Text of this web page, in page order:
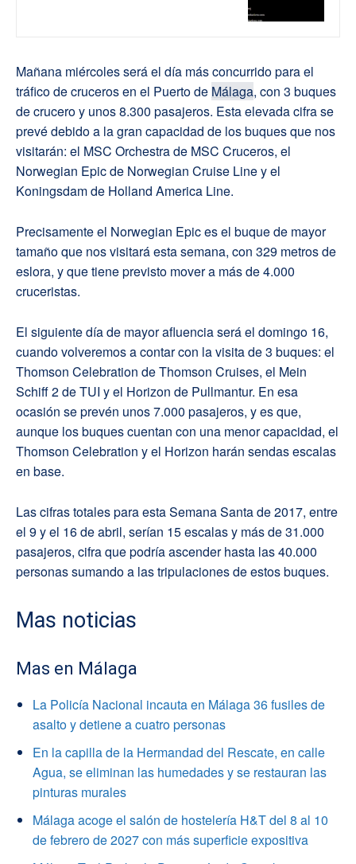
Mañana miércoles será el día más concurrido para el
tráfico de cruceros en el Puerto de Málaga, con 3 buques
de crucero y unos 8.300 pasajeros. Esta elevada cifra se
prevé debido a la gran capacidad de los buques que nos
visitarán: el MSC Orchestra de MSC Cruceros, el
Norwegian Epic de Norwegian Cruise Line y el
Koningsdam de Holland America Line.
Precisamente el Norwegian Epic es el buque de mayor
tamaño que nos visitará esta semana, con 329 metros de
eslora, y que tiene previsto mover a más de 4.000
cruceristas.
El siguiente día de mayor afluencia será el domingo 16,
cuando volveremos a contar con la visita de 3 buques: el
Thomson Celebration de Thomson Cruises, el Mein
Schiff 2 de TUI y el Horizon de Pullmantur. En esa
ocasión se prevén unos 7.000 pasajeros, y es que,
aunque los buques cuentan con una menor capacidad, el
Thomson Celebration y el Horizon harán sendas escalas
en base.
Las cifras totales para esta Semana Santa de 2017, entre
el 9 y el 16 de abril, serían 15 escalas y más de 31.000
pasajeros, cifra que podría ascender hasta las 40.000
personas sumando a las tripulaciones de estos buques.
Mas noticias
Mas en Málaga
La Policía Nacional incauta en Málaga 36 fusiles de
asalto y detiene a cuatro personas
En la capilla de la Hermandad del Rescate, en calle
Agua, se eliminan las humedades y se restauran las
pinturas murales
Málaga acoge el salón de hostelería H&T del 8 al 10
de febrero de 2027 con más superficie expositiva